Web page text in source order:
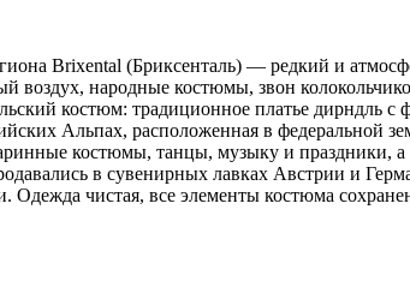
Brixental (Бриксенталь) — редкий и
воздух, народные костюмы, звон
костюм: традиционное платье дирндль
Альпах, расположенная в федеральной
костюмы, танцы, музыку и праздники,
в сувенирных лавках Австрии и
Одежда чистая, все элементы костюма